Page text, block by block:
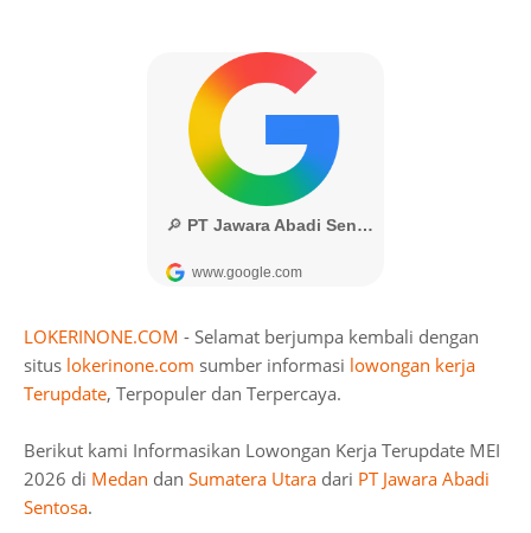
LOKERINONE.COM - Selamat berjumpa kembali dengan
situs lokerinone.com sumber informasi lowongan kerja
Terupdate, Terpopuler dan Terpercaya.
Berikut kami Informasikan Lowongan Kerja Terupdate MEI
2026 di Medan dan Sumatera Utara dari PT Jawara Abadi
Sentosa.